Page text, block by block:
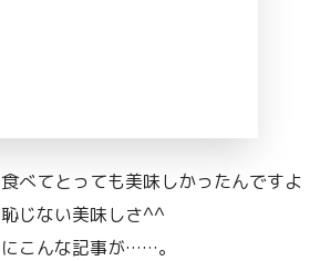
べてとっても美味しかったんですよ
じない美味しさ^^
こんな記事が……。